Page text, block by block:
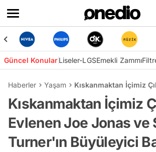
Güncel KonularLiseler-LGSEmekli Zammı
Haberler Yaşam Kıskanmaktan İçimiz
Kıskanmaktan İçimiz
Evlenen Joe Jonas ve
Turner'ın Büyüleyici